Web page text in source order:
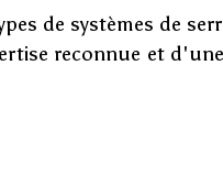
de systèmes de
reconnue et